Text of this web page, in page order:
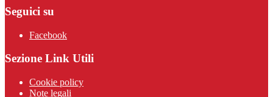
Seguici su
Facebook
Sezione Link Utili
Cookie policy
Note legali